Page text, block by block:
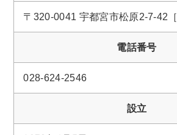
〒320-0041 宇都宮市松原2-7-42［
電話番号
028-624-2546
設立